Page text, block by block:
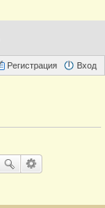
Вход
Регистрация